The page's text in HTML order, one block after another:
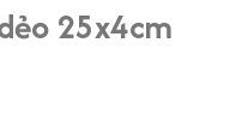
25x4cm